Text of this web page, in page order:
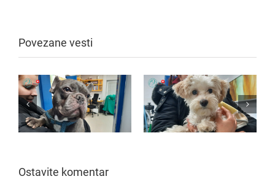
Povezane vesti
Ostavite komentar